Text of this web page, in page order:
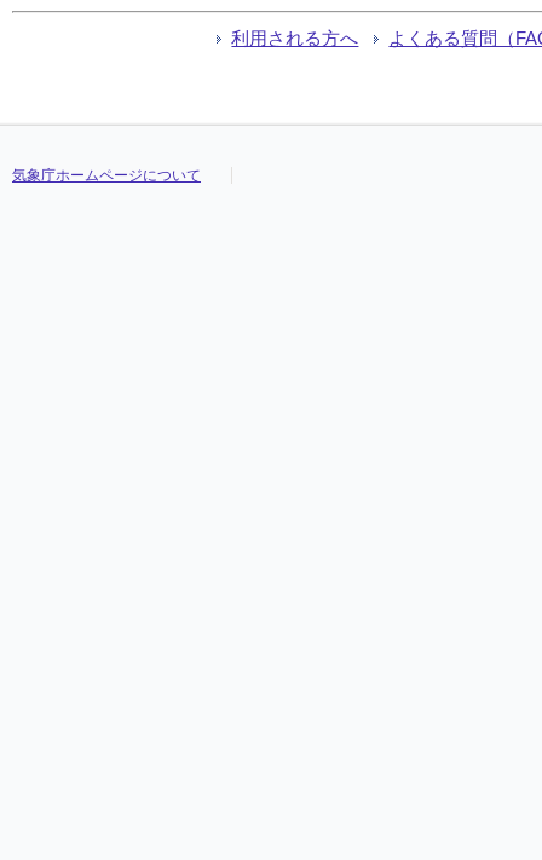
利用される方へ よくある質問（
気象庁ホームページについて